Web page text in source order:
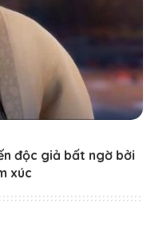
độc giả bất ngờ bởi
xúc